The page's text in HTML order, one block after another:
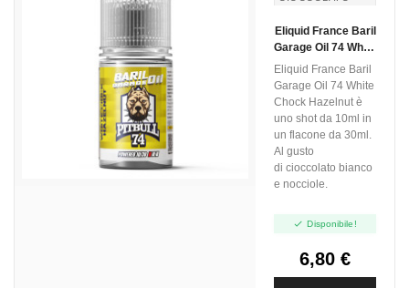
WHITE
CHOCOLATE
Eliquid France Baril
Garage Oil 74 White
Chock Hazelnut -
Mini Shot 10+20
Eliquid France Baril
Garage Oil 74 White
Chock Hazelnut è
uno shot da 10ml in
un flacone da 30ml.
Al gusto
di cioccolato bianco
e nocciole.
 Disponibile!
6,80 €